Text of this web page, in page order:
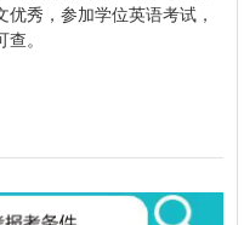
秀，参加学位英语考试，
。